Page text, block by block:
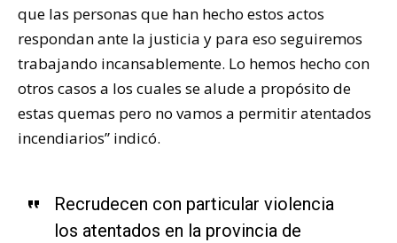
que las personas que han hecho estos actos
respondan ante la justicia y para eso seguiremos
trabajando incansablemente. Lo hemos hecho con
otros casos a los cuales se alude a propósito de
estas quemas pero no vamos a permitir atentados
incendiarios” indicó.
Recrudecen con particular violencia
los atentados en la provincia de